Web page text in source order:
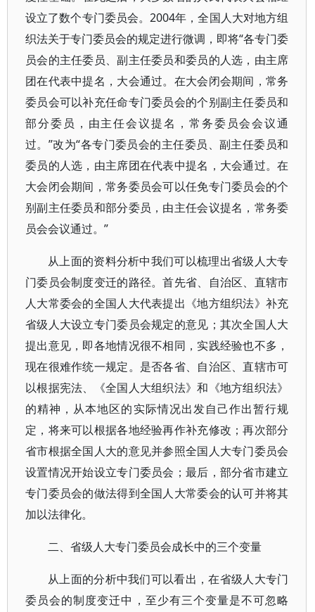
设立了数个专门委员会。2004年，全国人大对地方组
织法关于专门委员会的规定进行微调，即将“各专门委
员会的主任委员、副主任委员和委员的人选，由主席
团在代表中提名，大会通过。在大会闭会期间，常务
委员会可以补充任命专门委员会的个别副主任委员和
部分委员，由主任会议提名，常务委员会会议通
过。”改为“各专门委员会的主任委员、副主任委员和
委员的人选，由主席团在代表中提名，大会通过。在
大会闭会期间，常务委员会可以任免专门委员会的个
别副主任委员和部分委员，由主任会议提名，常务委
员会会议通过。”
从上面的资料分析中我们可以梳理出省级人大专
门委员会制度变迁的路径。首先省、自治区、直辖市
人大常委会的全国人大代表提出《地方组织法》补充
省级人大设立专门委员会规定的意见；其次全国人大
提出意见，即各地情况很不相同，实践经验也不多，
现在很难作统一规定。是否各省、自治区、直辖市可
以根据宪法、《全国人大组织法》和《地方组织法》
的精神，从本地区的实际情况出发自己作出暂行规
定，将来可以根据各地经验再作补充修改；再次部分
省市根据全国人大的意见并参照全国人大专门委员会
设置情况开始设立专门委员会；最后，部分省市建立
专门委员会的做法得到全国人大常委会的认可并将其
加以法律化。
二、省级人大专门委员会成长中的三个变量
从上面的分析中我们可以看出，在省级人大专门
委员会的制度变迁中，至少有三个变量是不可忽略